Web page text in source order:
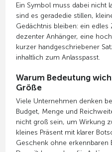
Ein Symbol muss dabei nicht
sind es geradedie stillen,
Gedächtnis bleiben: ein edles
dezenter Anhänger, eine
kurzer handgeschriebener
inhaltlich zum Anlasspasst.
Warum Bedeutung
Größe
Viele Unternehmen denken
Budget, Menge und
nicht groß sein, um Wirkung
kleines Präsent mit klarer
Geschenk ohne erkennbaren